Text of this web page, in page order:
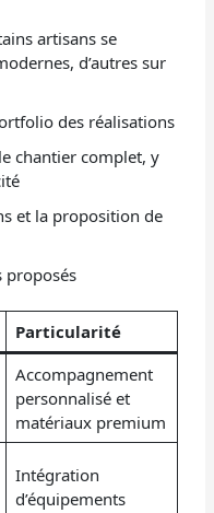
artisans se
d’autres sur
des réalisations
chantier complet, y
et la proposition de
proposés
Particularité
Accompagnement
personnalisé et
matériaux premium
Intégration
d’équipements